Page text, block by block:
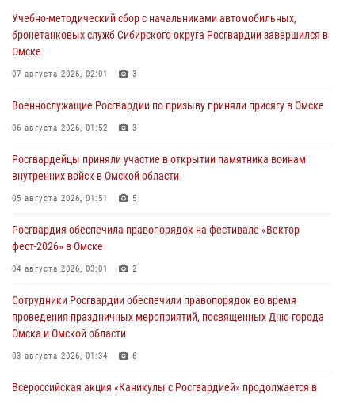
Учебно-методический сбор с начальниками автомобильных,
бронетанковых служб Сибирского округа Росгвардии завершился в
Омске
07 августа 2026, 02:01 3
Военнослужащие Росгвардии по призыву приняли присягу в Омске
06 августа 2026, 01:52 3
Росгвардейцы приняли участие в открытии памятника воинам
внутренних войск в Омской области
05 августа 2026, 01:51 5
Росгвардия обеспечила правопорядок на фестивале «Вектор
фест-2026» в Омске
04 августа 2026, 03:01 2
Сотрудники Росгвардии обеспечили правопорядок во время
проведения праздничных мероприятий, посвященных Дню города
Омска и Омской области
03 августа 2026, 01:34 6
Всероссийская акция «Каникулы с Росгвардией» продолжается в